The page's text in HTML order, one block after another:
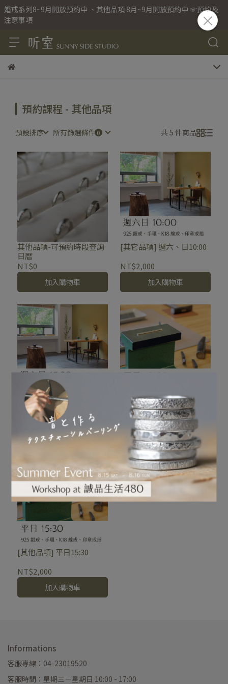
婚戒系列8~9月開放預約中 、其他品項 8月~9月開放預約中 ☞預約及
注意事項
預約課程 - 其他品項
預設排序 所有篩選條件 共 5 件商品
其他品項-可預約時段查詢
日曆
NT$0
加入購物車
[其它品項] 週六、日10:00
NT$2,000
加入購物車
[其他品項] 週六、日15:30
NT$2,000
加入購物車
[其它品項] 平日10:00
NT$2,000
加入購物車
[其他品項] 平日15:30
NT$2,000
加入購物車
Informations
客服專線：04-23019520
客服時間：星期三－星期日 10:00 - 17:00